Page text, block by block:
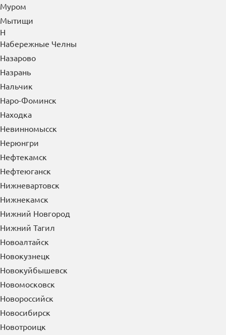
Муром
Мытищи
Н
Набережные Челны
Назарово
Назрань
Нальчик
Наро-Фоминск
Находка
Невинномысск
Нерюнгри
Нефтекамск
Нефтеюганск
Нижневартовск
Нижнекамск
Нижний Новгород
Нижний Тагил
Новоалтайск
Новокузнецк
Новокуйбышевск
Новомосковск
Новороссийск
Новосибирск
Новотроицк